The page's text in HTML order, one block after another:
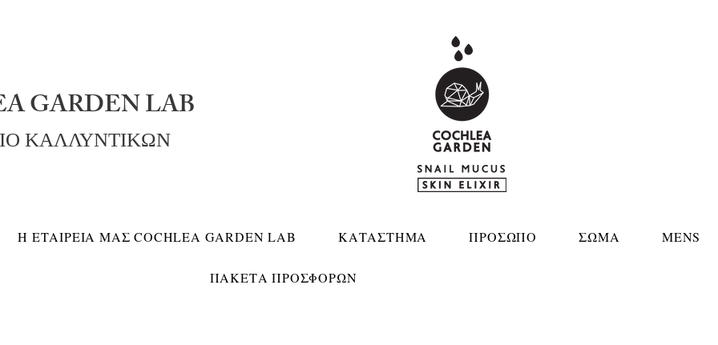
GARDEN LAB
ΚΑΛΛΥΝΤΙΚΩΝ
Η ΕΤΑΙΡΕΙΑ ΜΑΣ COCHLEA GARDEN LAB ΚΑΤΑΣΤΗΜΑ ΠΡΟΣΩΠΟ ΣΩΜΑ MENS
ΠΑΚΕΤΑ ΠΡΟΣΦΟΡΩΝ